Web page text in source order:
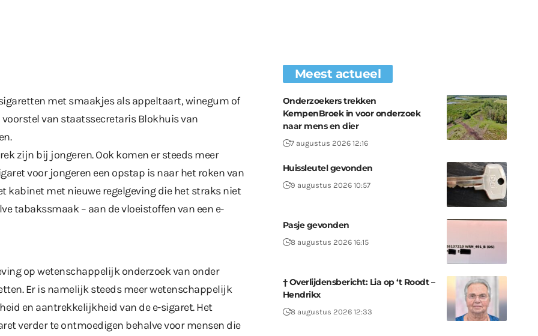
met smaakjes als appeltaart, winegum of
van staatssecretaris Blokhuis van
zijn bij jongeren. Ook komen er steeds meer
voor jongeren een opstap is naar het roken van
kabinet met nieuwe regelgeving die het straks niet
tabakssmaak – aan de vloeistoffen van een e-
op wetenschappelijk onderzoek van onder
Er is namelijk steeds meer wetenschappelijk
en aantrekkelijkheid van de e-sigaret. Het
verder te ontmoedigen behalve voor mensen die
Meest actueel
Onderzoekers trekken
KempenBroek in voor onderzoek
naar mens en dier
7 augustus 2026 12:16
Huissleutel gevonden
9 augustus 2026 10:57
Pasje gevonden
8 augustus 2026 16:15
† Overlijdensbericht: Lia op ‘t Roodt –
Hendrikx
8 augustus 2026 12:33